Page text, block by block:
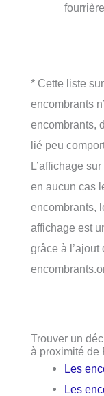
* Cette liste
encombrants
encombrants,
lié peu
L’affichage
en aucun cas
encombrants,
affichage est
grâce à
Trouver un
à proximité de
Les
Les